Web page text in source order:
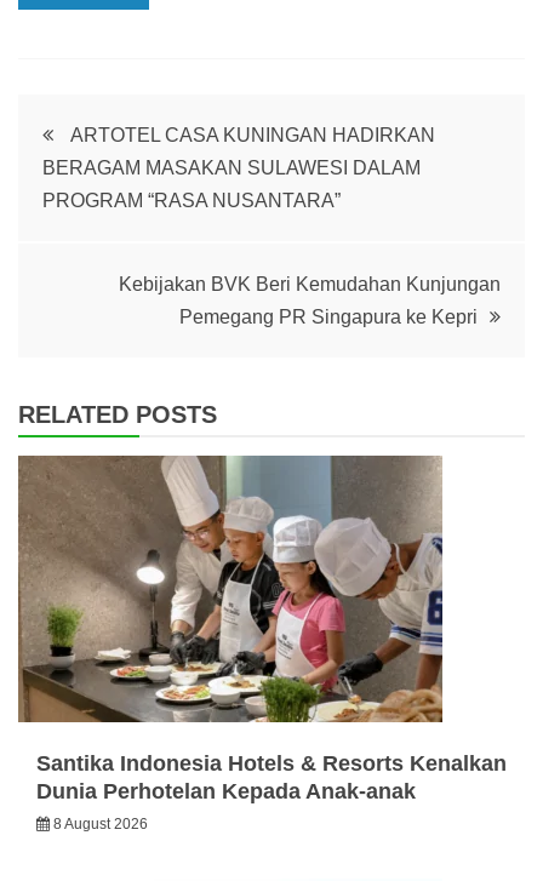
Post
navigation
ARTOTEL CASA KUNINGAN HADIRKAN
BERAGAM MASAKAN SULAWESI DALAM
PROGRAM “RASA NUSANTARA”
Kebijakan BVK Beri Kemudahan Kunjungan
Pemegang PR Singapura ke Kepri
RELATED POSTS
Santika Indonesia Hotels & Resorts Kenalkan
Dunia Perhotelan Kepada Anak-anak
8 August 2026